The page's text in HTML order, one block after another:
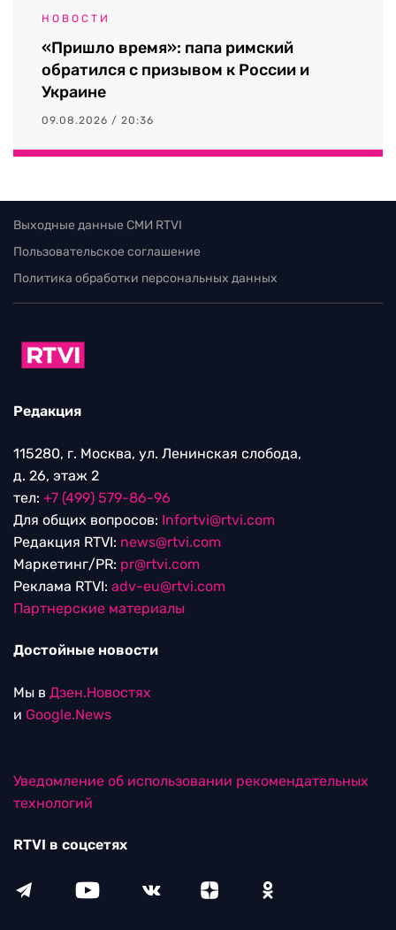
НОВОСТИ
«Пришло время»: папа римский
обратился с призывом к России и
Украине
09.08.2026 / 20:36
Выходные данные СМИ RTVI
Пользовательское соглашение
Политика обработки персональных данных
Редакция
115280, г. Москва, ул. Ленинская слобода,
д. 26, этаж 2
тел: +7 (499) 579-86-96
Для общих вопросов: Infortvi@rtvi.com
Редакция RTVI: news@rtvi.com
Маркетинг/PR: pr@rtvi.com
Реклама RTVI: adv-eu@rtvi.com
Партнерские материалы
Достойные новости
Мы в Дзен.Новостях
и Google.News
Уведомление об использовании рекомендательных
технологий
RTVI в соцсетях